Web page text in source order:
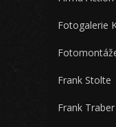
Fotogalerie
Frank Stolte
Frank Traber